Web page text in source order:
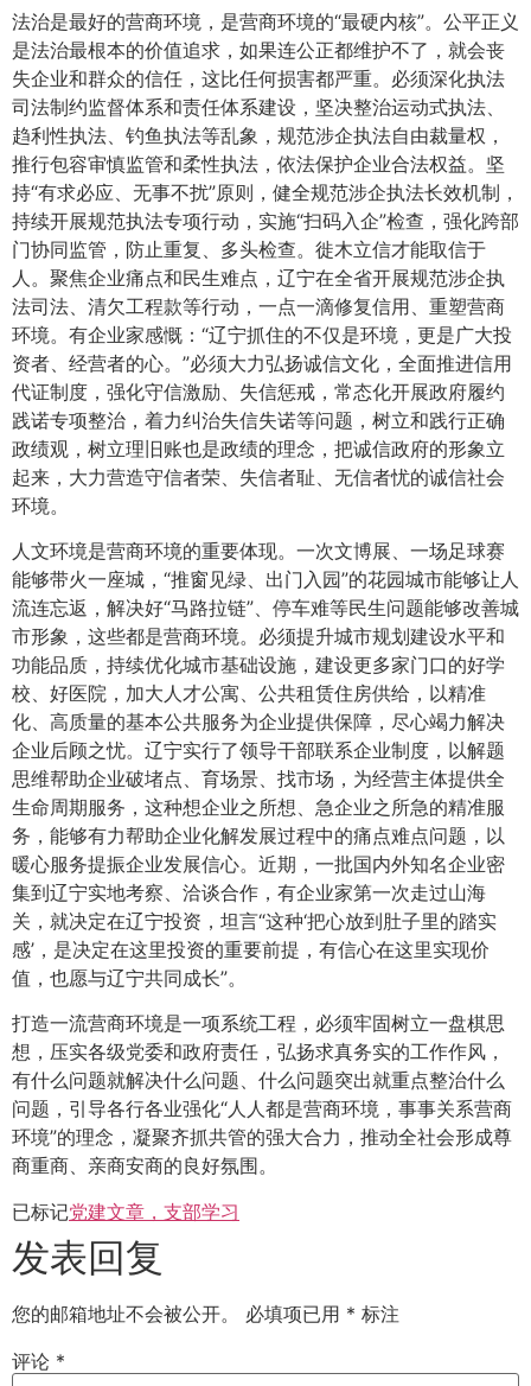
法治是最好的营商环境，是营商环境的“最硬内核”。公平正义
是法治最根本的价值追求，如果连公正都维护不了，就会丧
失企业和群众的信任，这比任何损害都严重。必须深化执法
司法制约监督体系和责任体系建设，坚决整治运动式执法、
趋利性执法、钓鱼执法等乱象，规范涉企执法自由裁量权，
推行包容审慎监管和柔性执法，依法保护企业合法权益。坚
持“有求必应、无事不扰”原则，健全规范涉企执法长效机制，
持续开展规范执法专项行动，实施“扫码入企”检查，强化跨部
门协同监管，防止重复、多头检查。徙木立信才能取信于
人。聚焦企业痛点和民生难点，辽宁在全省开展规范涉企执
法司法、清欠工程款等行动，一点一滴修复信用、重塑营商
环境。有企业家感慨：“辽宁抓住的不仅是环境，更是广大投
资者、经营者的心。”必须大力弘扬诚信文化，全面推进信用
代证制度，强化守信激励、失信惩戒，常态化开展政府履约
践诺专项整治，着力纠治失信失诺等问题，树立和践行正确
政绩观，树立理旧账也是政绩的理念，把诚信政府的形象立
起来，大力营造守信者荣、失信者耻、无信者忧的诚信社会
环境。
人文环境是营商环境的重要体现。一次文博展、一场足球赛
能够带火一座城，“推窗见绿、出门入园”的花园城市能够让人
流连忘返，解决好“马路拉链”、停车难等民生问题能够改善城
市形象，这些都是营商环境。必须提升城市规划建设水平和
功能品质，持续优化城市基础设施，建设更多家门口的好学
校、好医院，加大人才公寓、公共租赁住房供给，以精准
化、高质量的基本公共服务为企业提供保障，尽心竭力解决
企业后顾之忧。辽宁实行了领导干部联系企业制度，以解题
思维帮助企业破堵点、育场景、找市场，为经营主体提供全
生命周期服务，这种想企业之所想、急企业之所急的精准服
务，能够有力帮助企业化解发展过程中的痛点难点问题，以
暖心服务提振企业发展信心。近期，一批国内外知名企业密
集到辽宁实地考察、洽谈合作，有企业家第一次走过山海
关，就决定在辽宁投资，坦言“这种‘把心放到肚子里的踏实
感’，是决定在这里投资的重要前提，有信心在这里实现价
值，也愿与辽宁共同成长”。
打造一流营商环境是一项系统工程，必须牢固树立一盘棋思
想，压实各级党委和政府责任，弘扬求真务实的工作作风，
有什么问题就解决什么问题、什么问题突出就重点整治什么
问题，引导各行各业强化“人人都是营商环境，事事关系营商
环境”的理念，凝聚齐抓共管的强大合力，推动全社会形成尊
商重商、亲商安商的良好氛围。
已标记党建文章，支部学习
发表回复
您的邮箱地址不会被公开。 必填项已用 * 标注
评论 *